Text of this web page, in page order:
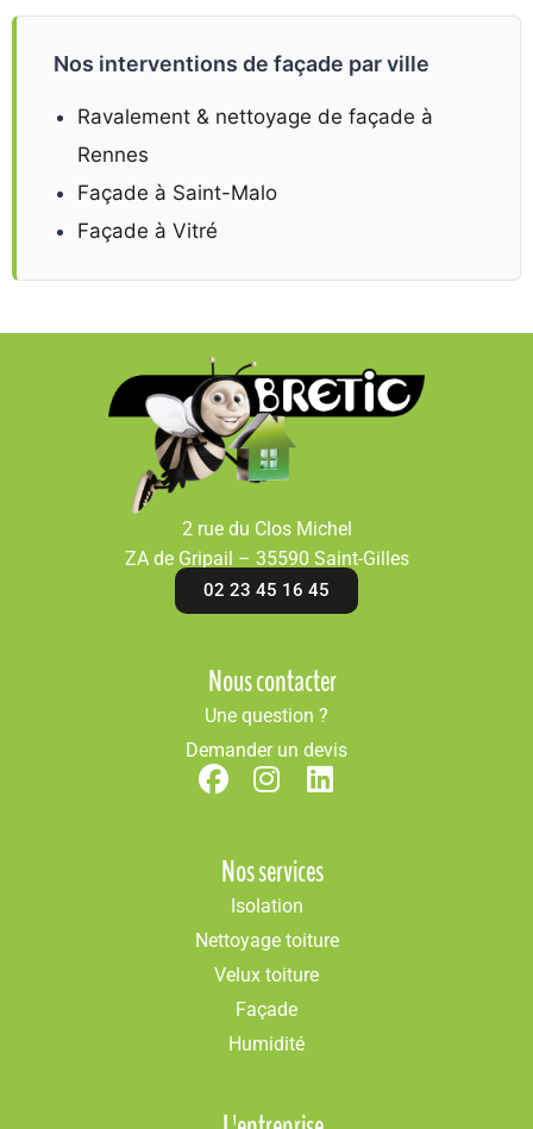
Nos interventions de façade par ville
Ravalement & nettoyage de façade à
Rennes
Façade à Saint-Malo
Façade à Vitré
2 rue du Clos Michel
ZA de Gripail – 35590 Saint-Gilles
02 23 45 16 45
Nous contacter
Une question ?
Demander un devis
Nos services
Isolation
Nettoyage toiture
Velux toiture
Façade
Humidité